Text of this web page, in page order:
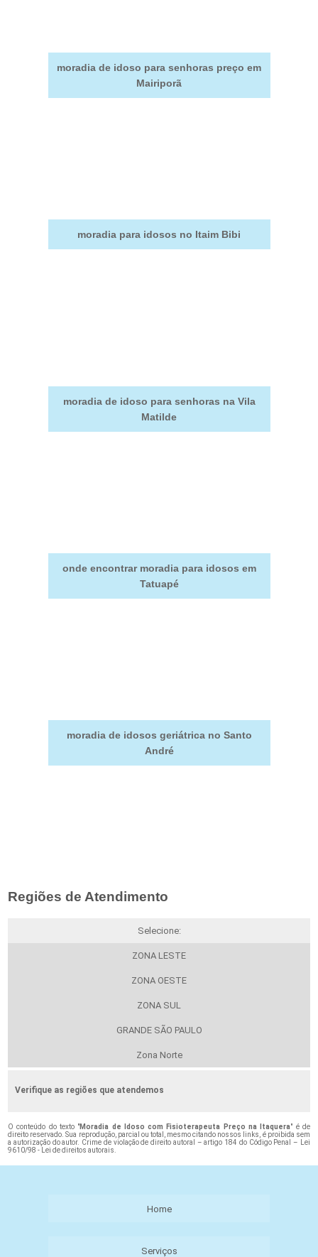
moradia de idoso para senhoras preço em
Mairiporã
moradia para idosos no Itaim Bibi
moradia de idoso para senhoras na Vila
Matilde
onde encontrar moradia para idosos em
Tatuapé
moradia de idosos geriátrica no Santo
André
Regiões de Atendimento
Selecione:
ZONA LESTE
ZONA OESTE
ZONA SUL
GRANDE SÃO PAULO
Zona Norte
Verifique as regiões que atendemos
O conteúdo do texto "Moradia de Idoso com Fisioterapeuta Preço na Itaquera" é de
direito reservado. Sua reprodução, parcial ou total, mesmo citando nossos links, é proibida sem
a autorização do autor. Crime de violação de direito autoral – artigo 184 do Código Penal –
Lei
9610/98 - Lei de direitos autorais
Home
Serviços